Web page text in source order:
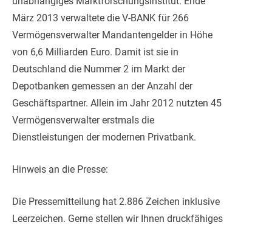
März 2013 verwaltete die V-BANK für 266
Vermögensverwalter Mandantengelder in Höhe
von 6,6 Milliarden Euro. Damit ist sie in
Deutschland die Nummer 2 im Markt der
Depotbanken gemessen an der Anzahl der
Geschäftspartner. Allein im Jahr 2012 nutzten 45
Vermögensverwalter erstmals die
Dienstleistungen der modernen Privatbank.
Hinweis an die Presse:
Die Pressemitteilung hat 2.886 Zeichen inklusive
Leerzeichen. Gerne stellen wir Ihnen druckfähiges